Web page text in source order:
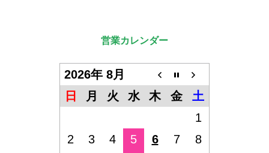
営業カレンダー
2026年 8月
日
月 火 水 木 金
土
1
2
3 4 5 6 7
8